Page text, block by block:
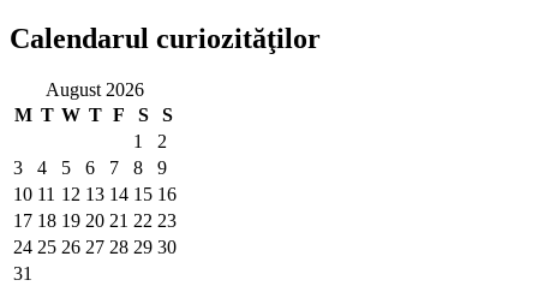
Calendarul curiozităţilor
August 2026
M T W T F S
S
1
2
3
4 5 6 7 8
9
10 11 12 13 14 15 16
17 18 19 20 21 22 23
24 25 26 27 28 29 30
31